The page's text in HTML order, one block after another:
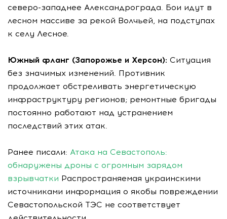
северо-западнее Александрограда. Бои идут в
лесном массиве за рекой Волчьей, на подступах
к селу Лесное.
Южный фланг (Запорожье и Херсон): Ситуация
без значимых изменений. Противник
продолжает обстреливать энергетическую
инфраструктуру регионов; ремонтные бригады
постоянно работают над устранением
последствий этих атак.
Ранее писали: Атака на Севастополь:
обнаружены дроны с огромным зарядом
взрывчатки Распространяемая украинскими
источниками информация о якобы повреждении
Севастопольской ТЭС не соответствует